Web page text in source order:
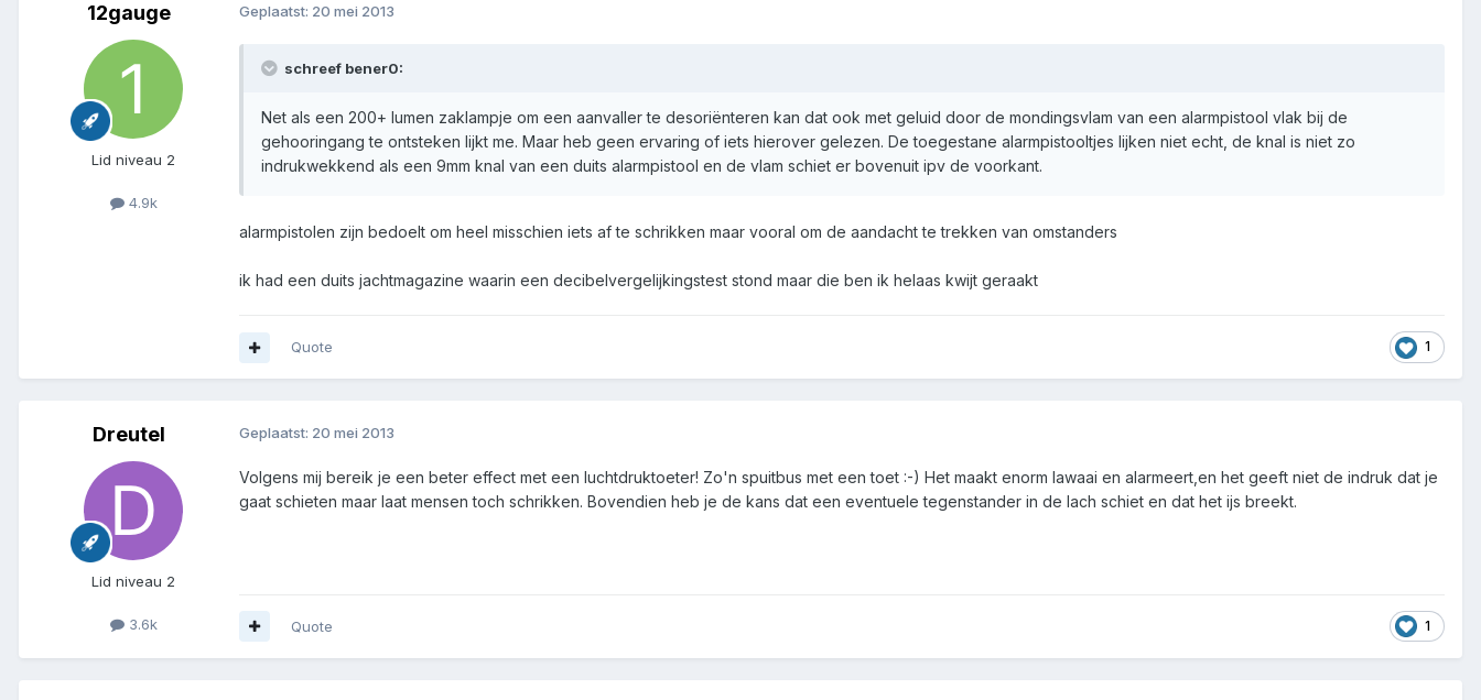
12gauge
Lid niveau 2
4.9k
Geplaatst: 20 mei 2013
schreef bener0:
Net als een 200+ lumen zaklampje om een aanvaller te desoriënteren kan dat ook met geluid door de mondingsvlam van een alarmpistool vlak bij de
gehooringang te ontsteken lijkt me. Maar heb geen ervaring of iets hierover gelezen. De toegestane alarmpistooltjes lijken niet echt, de knal is niet zo
indrukwekkend als een 9mm knal van een duits alarmpistool en de vlam schiet er bovenuit ipv de voorkant.
alarmpistolen zijn bedoelt om heel misschien iets af te schrikken maar vooral om de aandacht te trekken van omstanders
ik had een duits jachtmagazine waarin een decibelvergelijkingstest stond maar die ben ik helaas kwijt geraakt
1
Quote
Dreutel
Lid niveau 2
3.6k
Geplaatst: 20 mei 2013
Volgens mij bereik je een beter effect met een luchtdruktoeter! Zo'n spuitbus met een toet :-) Het maakt enorm lawaai en alarmeert,en het geeft niet de indruk dat je
gaat schieten maar laat mensen toch schrikken. Bovendien heb je de kans dat een eventuele tegenstander in de lach schiet en dat het ijs breekt.
1
Quote